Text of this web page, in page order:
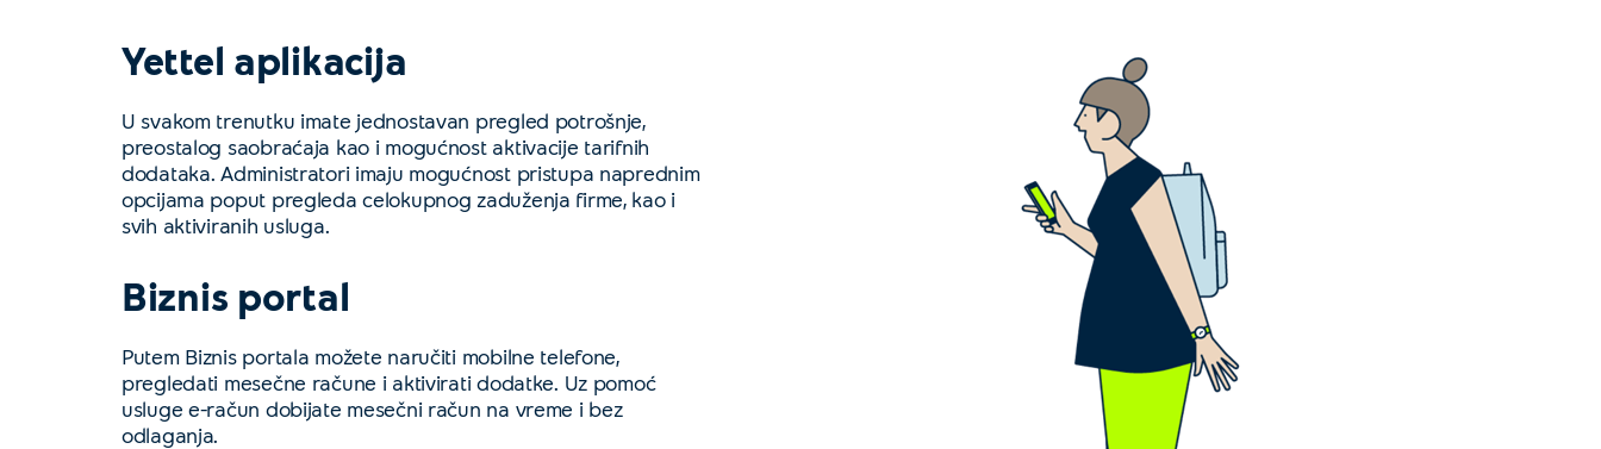
Yettel aplikacija
U svakom trenutku imate jednostavan pregled potrošnje,
preostalog saobraćaja kao i mogućnost aktivacije tarifnih
dodataka. Administratori imaju mogućnost pristupa naprednim
opcijama poput pregleda celokupnog zaduženja firme, kao i
svih aktiviranih usluga.
Biznis portal
Putem Biznis portala možete naručiti mobilne telefone,
pregledati mesečne račune i aktivirati dodatke. Uz pomoć
usluge e-račun dobijate mesečni račun na vreme i bez
odlaganja.